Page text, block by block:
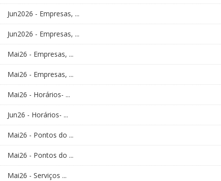
Jun2026 - Empresas, ...
Jun2026 - Empresas, ...
Mai26 - Empresas, ...
Mai26 - Empresas, ...
Mai26 - Horários- ...
Jun26 - Horários- ...
Mai26 - Pontos do ...
Mai26 - Pontos do ...
Mai26 - Serviços ...